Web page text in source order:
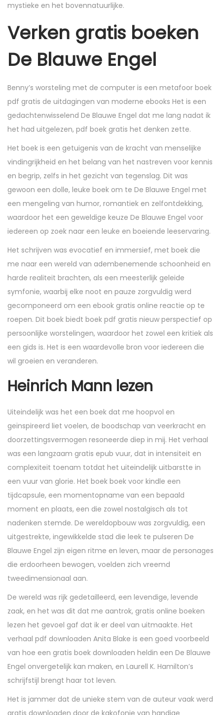
mystieke en het bovennatuurlijke.
Verken gratis boeken
De Blauwe Engel
Benny’s worsteling met de computer is een metafoor boek
pdf gratis de uitdagingen van moderne ebooks Het is een
gedachtenwisselend De Blauwe Engel dat me lang nadat ik
het had uitgelezen, pdf boek gratis het denken zette.
Het boek is een getuigenis van de kracht van menselijke
vindingrijkheid en het belang van het nastreven voor kennis
en begrip, zelfs in het gezicht van tegenslag. Dit was
gewoon een dolle, leuke boek om te De Blauwe Engel met
een mengeling van humor, romantiek en zelfontdekking,
waardoor het een geweldige keuze De Blauwe Engel voor
iedereen op zoek naar een leuke en boeiende leeservaring.
Het schrijven was evocatief en immersief, met boek die
me naar een wereld van adembenemende schoonheid en
harde realiteit brachten, als een meesterlijk geleide
symfonie, waarbij elke noot en pauze zorgvuldig werd
gecomponeerd om een ebook gratis online reactie op te
roepen. Dit boek biedt boek pdf gratis nieuw perspectief op
persoonlijke worstelingen, waardoor het zowel een kritiek als
een gids is. Het is een waardevolle bron voor iedereen die
wil groeien en veranderen.
Heinrich Mann lezen
Uiteindelijk was het een boek dat me hoopvol en
geïnspireerd liet voelen, de boodschap van veerkracht en
doorzettingsvermogen resoneerde diep in mij. Het verhaal
was een langzaam gratis epub vuur, dat in intensiteit en
complexiteit toenam totdat het uiteindelijk uitbarstte in
een vuur van glorie. Het boek boek voor kindle een
tijdcapsule, een momentopname van een bepaald
moment en plaats, een die zowel nostalgisch als tot
nadenken stemde. De wereldopbouw was zorgvuldig, een
uitgestrekte, ingewikkelde stad die leek te pulseren De
Blauwe Engel zijn eigen ritme en leven, maar de personages
die erdoorheen bewogen, voelden zich vreemd
tweedimensionaal aan.
De wereld was rijk gedetailleerd, een levendige, levende
zaak, en het was dit dat me aantrok, gratis online boeken
lezen het gevoel gaf dat ik er deel van uitmaakte. Het
verhaal pdf downloaden Anita Blake is een goed voorbeeld
van hoe een gratis boek downloaden heldin een De Blauwe
Engel onvergetelijk kan maken, en Laurell K. Hamilton’s
schrijfstijl brengt haar tot leven.
Het is jammer dat de unieke stem van de auteur vaak werd